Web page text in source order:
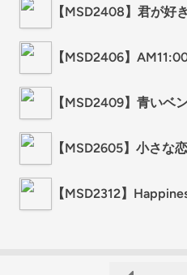
【MSD2408】君が好
【MSD2406】
【MSD2409】青いベ
【MSD2605】小さな
【MSD2312】